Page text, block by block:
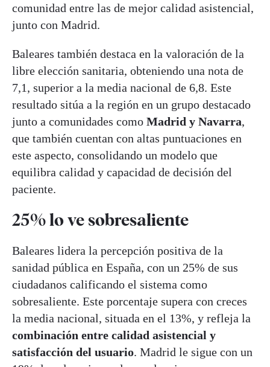
comunidad entre las de mejor calidad asistencial,
junto con Madrid.
Baleares también destaca en la valoración de la
libre elección sanitaria, obteniendo una nota de
7,1, superior a la media nacional de 6,8. Este
resultado sitúa a la región en un grupo destacado
junto a comunidades como Madrid y Navarra,
que también cuentan con altas puntuaciones en
este aspecto, consolidando un modelo que
equilibra calidad y capacidad de decisión del
paciente.
25% lo ve sobresaliente
Baleares lidera la percepción positiva de la
sanidad pública en España, con un 25% de sus
ciudadanos calificando el sistema como
sobresaliente. Este porcentaje supera con creces
la media nacional, situada en el 13%, y refleja la
combinación entre calidad asistencial y
satisfacción del usuario. Madrid le sigue con un